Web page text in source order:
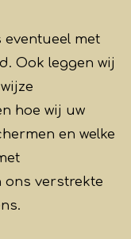
eventueel met
Ook leggen wij
hoe wij uw
en welke
verstrekte